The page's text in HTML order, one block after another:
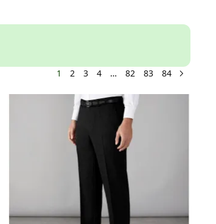
1 2 3 4 … 82 83 84